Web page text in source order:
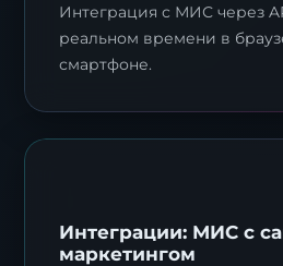
Интеграция с МИС через
реальном времени в
смартфоне.
Интеграции: МИС с
маркетингом